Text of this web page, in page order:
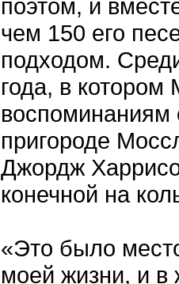
поэтом, и
чем 150 его
подходом.
года, в котором
воспоминаниям
пригороде
Джордж
конечной на
«Это было
моей жизни, и